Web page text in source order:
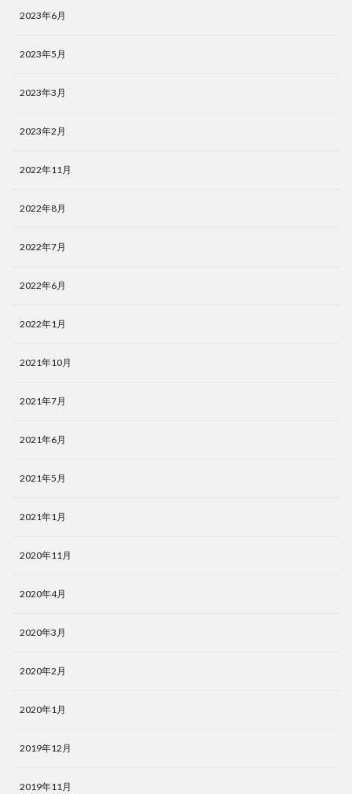
2023年6月
2023年5月
2023年3月
2023年2月
2022年11月
2022年8月
2022年7月
2022年6月
2022年1月
2021年10月
2021年7月
2021年6月
2021年5月
2021年1月
2020年11月
2020年4月
2020年3月
2020年2月
2020年1月
2019年12月
2019年11月